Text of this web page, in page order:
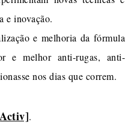
e inovação.
e melhoria da fórmula
e melhor anti-rugas, anti-
nos dias que correm.
.